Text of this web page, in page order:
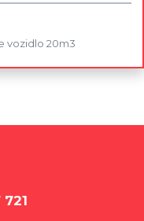
vozidlo 20m3